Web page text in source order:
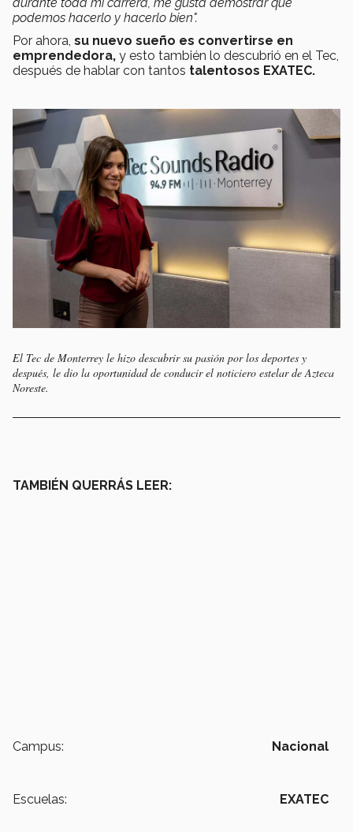
durante toda mi carrera, me gusta demostrar que
podemos hacerlo y hacerlo bien".
Por ahora, su nuevo sueño es convertirse en
emprendedora, y esto también lo descubrió en el Tec,
después de hablar con tantos talentosos EXATEC.
El Tec de Monterrey le hizo descubrir su pasión por los deportes y
después, le dio la oportunidad de conducir el noticiero estelar de Azteca
Noreste.
TAMBIÉN QUERRÁS LEER:
Campus: Nacional
Escuelas: EXATEC